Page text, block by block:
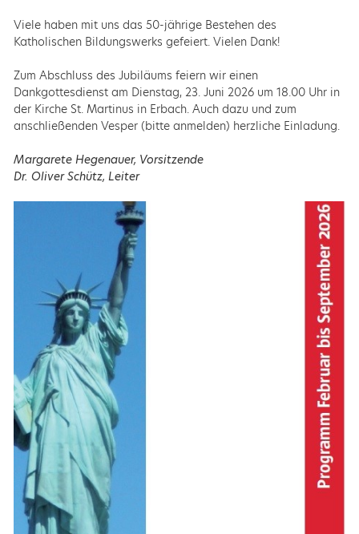
Viele haben mit uns das 50-jährige Bestehen des
Katholischen Bildungswerks gefeiert. Vielen Dank!
Zum Abschluss des Jubiläums feiern wir einen
Dankgottesdienst am Dienstag, 23. Juni 2026 um 18.00 Uhr in
der Kirche St. Martinus in Erbach. Auch dazu und zum
anschließenden Vesper (bitte anmelden) herzliche Einladung.
Margarete Hegenauer, Vorsitzende
Dr. Oliver Schütz, Leiter